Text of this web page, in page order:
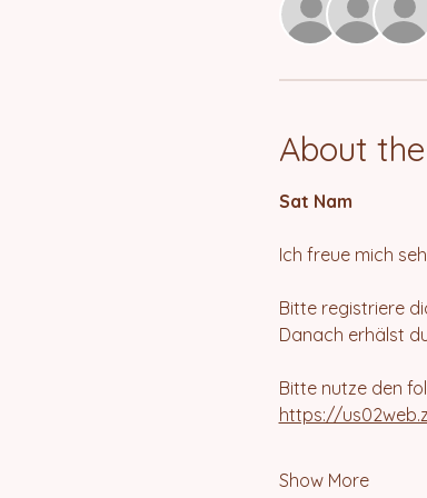
About
Sat Nam
Ich freue mich
Bitte registriere
Danach erhälst
Bitte nutze den
https://
Show More